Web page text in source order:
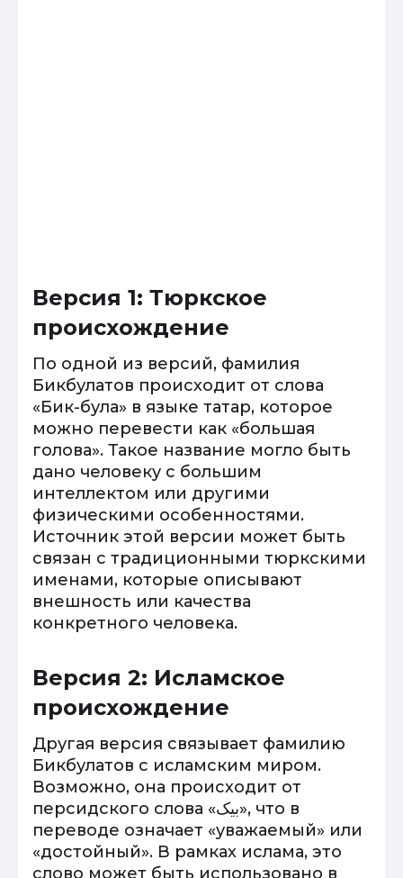
Версия 1: Тюркское
происхождение
По одной из версий, фамилия
Бикбулатов происходит от слова
«Бик-була» в языке татар, которое
можно перевести как «большая
голова». Такое название могло быть
дано человеку с большим
интеллектом или другими
физическими особенностями.
Источник этой версии может быть
связан с традиционными тюркскими
именами, которые описывают
внешность или качества
конкретного человека.
Версия 2: Исламское
происхождение
Другая версия связывает фамилию
Бикбулатов с исламским миром.
Возможно, она происходит от
персидского слова «بیک», что в
переводе означает «уважаемый» или
«достойный». В рамках ислама, это
слово может быть использовано в